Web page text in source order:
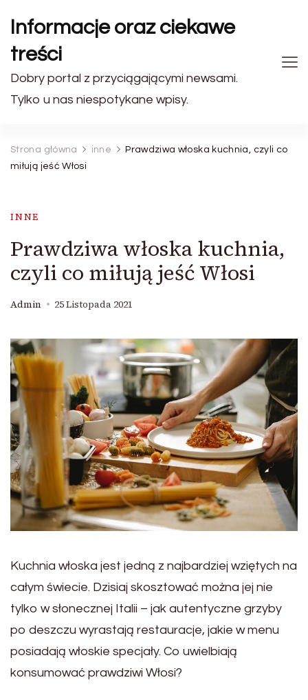
Informacje oraz ciekawe
treści
Dobry portal z przyciągającymi newsami.
Tylko u nas niespotykane wpisy.
Strona główna inne
Prawdziwa włoska kuchnia, czyli co
miłują jeść Włosi
INNE
Prawdziwa włoska kuchnia,
czyli co miłują jeść Włosi
Admin 25 Listopada 2021
Kuchnia włoska jest jedną z najbardziej wziętych na
całym świecie. Dzisiaj skosztować można jej nie
tylko w słonecznej Italii – jak autentyczne grzyby
po deszczu wyrastają restauracje, jakie w menu
posiadają włoskie specjały. Co uwielbiają
konsumować prawdziwi Włosi?